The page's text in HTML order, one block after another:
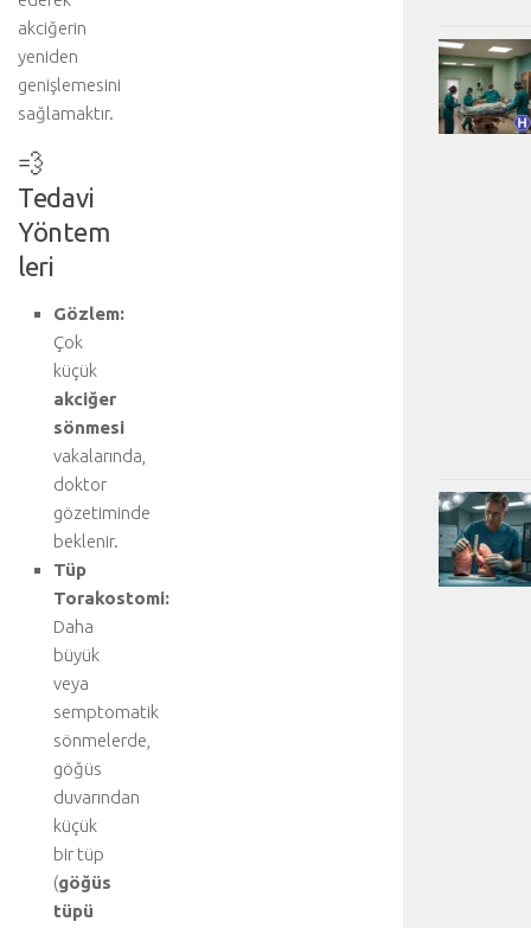
akciğerin
yeniden
genişlemesini
sağlamaktır.
💨
Tedavi
Yöntem
leri
Gözlem:
Çok
küçük
akciğer
sönmesi
vakalarında,
doktor
gözetiminde
beklenir.
Tüp
Torakostomi:
Daha
büyük
veya
semptomatik
sönmelerde,
göğüs
duvarından
küçük
bir tüp
(göğüs
tüpü